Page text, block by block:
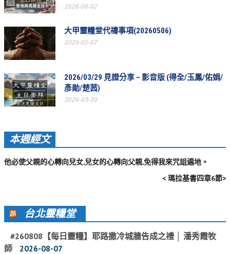
活動相簿
聚會剪影
聚會剪影_2026年
聚會剪影_2024年
聚會剪影_2023年
聚會剪影_2021年
聚會剪影_2020年
聚會剪影_2017年
聚會剪影_2016年
2026-06-02
大甲靈糧堂代禱事項(20260506)
2026-05-07
2026/03/29 見證分享 – 影音版 (得全/玉鳳/佑娟/
彥勛/楚茜)
2026-03-30
本週經文
他必使父親的心轉向兒女,兒女的心轉向父親,免得我來咒詛遍地。
< 瑪拉基書四章6節>
台北靈糧堂
#260808【每日靈糧】耶路撒冷城牆告成之禮 │ 潘秀霞牧
師
2026-08-07